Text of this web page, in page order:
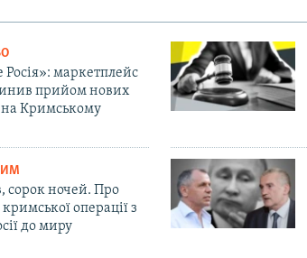
маркетплейс
прийом нових
на Кримському
сорок ночей. Про
операції з
до миру